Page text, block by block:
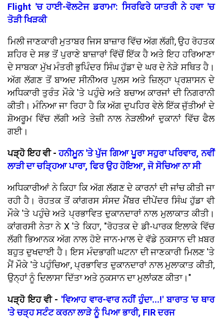
Flight 'ਚ ਹਾਈ-ਵੋਲਟੇਜ ਡਰਾਮਾ: ਸਿਰਫਿਰੇ ਯਾਤਰੀ ਨੇ ਹਵਾ 'ਚ
ਤੋੜੀ ਖਿੜਕੀ
ਮਿਲੀ ਜਾਣਕਾਰੀ ਮੁਤਾਬਰ ਜਿਸ ਬਾਜ਼ਾਰ ਵਿੱਚ ਅੱਗ ਲੱਗੀ, ਉਹ ਰੋਹਤਕ
ਸ਼ਹਿਰ ਦੇ ਸਭ ਤੋਂ ਪੁਰਾਣੇ ਬਾਜ਼ਾਰਾਂ ਵਿੱਚੋਂ ਇੱਕ ਹੈ ਅਤੇ ਇਹ ਹਰਿਆਣਾ
ਦੇ ਸਾਬਕਾ ਮੁੱਖ ਮੰਤਰੀ ਭੁਪਿੰਦਰ ਸਿੰਘ ਹੁੱਡਾ ਦੇ ਘਰ ਦੇ ਨੇੜੇ ਸਥਿਤ ਹੈ।
ਅੱਗ ਲੱਗਣ ਤੋਂ ਬਾਅਦ ਸੀਨੀਅਰ ਪੁਲਸ ਅਤੇ ਜ਼ਿਲ੍ਹਾ ਪ੍ਰਸ਼ਾਸਨ ਦੇ
ਅਧਿਕਾਰੀ ਤੁਰੰਤ ਮੌਕੇ 'ਤੇ ਪਹੁੰਚੇ ਅਤੇ ਬਚਾਅ ਕਾਰਜਾਂ ਦੀ ਨਿਗਰਾਨੀ
ਕੀਤੀ। ਮੰਨਿਆ ਜਾ ਰਿਹਾ ਹੈ ਕਿ ਅੱਗ ਦੁਪਹਿਰ ਵੇਲੇ ਇੱਕ ਜੁੱਤੀਆਂ ਦੇ
ਸ਼ੋਅਰੂਮ ਵਿੱਚ ਲੱਗੀ ਅਤੇ ਤੇਜ਼ੀ ਨਾਲ ਨੇੜਲੀਆਂ ਦੁਕਾਨਾਂ ਵਿੱਚ ਫੈਲ
ਗਈ।
ਪੜ੍ਹੋ ਇਹ ਵੀ -ਹਨੀਮੂਨ 'ਤੇ ਪੁੱਜ ਗਿਆ ਪੂਰਾ ਸਹੁਰਾ ਪਰਿਵਾਰ, ਨਵੀਂ
ਲਾੜੀ ਦਾ ਚੜ੍ਹਿਆ ਪਾਰਾ, ਫਿਰ ਉਹ ਹੋਇਆ, ਜੋ ਸੋਚਿਆ ਨਾ ਸੀ
ਅਧਿਕਾਰੀਆਂ ਨੇ ਕਿਹਾ ਕਿ ਅੱਗ ਲੱਗਣ ਦੇ ਕਾਰਨਾਂ ਦੀ ਜਾਂਚ ਕੀਤੀ ਜਾ
ਰਹੀ ਹੈ। ਰੋਹਤਕ ਤੋਂ ਕਾਂਗਰਸ ਸੰਸਦ ਮੈਂਬਰ ਦੀਪੇਂਦਰ ਸਿੰਘ ਹੁੱਡਾ ਵੀ
ਮੌਕੇ 'ਤੇ ਪਹੁੰਚੇ ਅਤੇ ਪ੍ਰਭਾਵਿਤ ਦੁਕਾਨਦਾਰਾਂ ਨਾਲ ਮੁਲਾਕਾਤ ਕੀਤੀ।
ਕਾਂਗਰਸੀ ਨੇਤਾ ਨੇ X 'ਤੇ ਕਿਹਾ, "ਰੋਹਤਕ ਦੇ ਡੀ-ਪਾਰਕ ਇਲਾਕੇ ਵਿੱਚ
ਲੱਗੀ ਭਿਆਨਕ ਅੱਗ ਨਾਲ ਹੋਏ ਜਾਨ-ਮਾਲ ਦੇ ਵੱਡੇ ਨੁਕਸਾਨ ਦੀ ਖ਼ਬਰ
ਬਹੁਤ ਦੁਖਦਾਈ ਹੈ। ਇਸ ਮੰਦਭਾਗੀ ਘਟਨਾ ਦੀ ਜਾਣਕਾਰੀ ਮਿਲਣ 'ਤੇ
ਮੈਂ ਮੌਕੇ 'ਤੇ ਪਹੁੰਚਿਆ, ਪ੍ਰਭਾਵਿਤ ਦੁਕਾਨਦਾਰਾਂ ਨਾਲ ਮੁਲਾਕਾਤ ਕੀਤੀ,
ਉਨ੍ਹਾਂ ਨੂੰ ਦਿਲਾਸਾ ਦਿੱਤਾ ਅਤੇ ਨੁਕਸਾਨ ਦਾ ਮੁਲਾਂਕਣ ਕੀਤਾ।"
ਪੜ੍ਹੋ ਇਹ ਵੀ - 'ਵਿਆਹ ਵਾਰ-ਵਾਰ ਨਹੀਂ ਹੁੰਦਾ...!' ਬਾਰਾਤ 'ਚ ਥਾਰ
'ਤੇ ਚੜ੍ਹ ਸਟੰਟ ਕਰਨਾ ਲਾੜੇ ਨੂੰ ਪਿਆ ਭਾਰੀ, FIR ਦਰਜ